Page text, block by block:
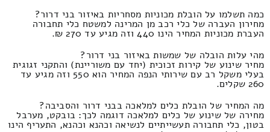
כמה תשלמו על הובלת מכוניות מסחריות באיזור בני דרור?
מחירון העברה של כלי רכב מן המרינה למשטח כלי תחבורה
העברת מכוניות המחיר הינו 440 וזה מגיע עד 270 ₪.
מהי עלות הובלה של שמשות באיזור בני דרור?
מחיר שינוע של קירות זכוכית (יחד עם משוריינת) והתקני זגוגית
בעלי משקל רב עם שירותי הנפה המחיר הוא 550 וזה מגיע עד
260 שקלים.
מה המחיר של הובלת כלים למלאכה בבני דרור והסביבה?
מחירה של שינוע של כלים למלאכה דוגמה לכך: בובקט, מערבל
בטון, כלי תחבורה תעשייתיים לנשיאה וכהנא וכהנא, התעריף הינו